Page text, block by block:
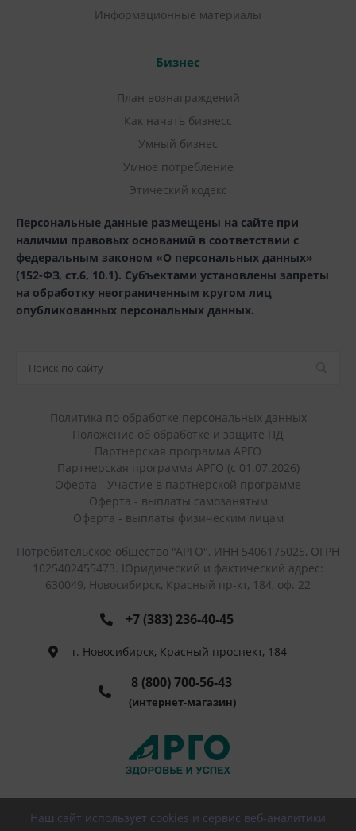
Информационные материалы
Бизнес
План вознаграждений
Как начать бизнесс
Умный бизнес
Умное потребление
Этический кодекс
Персональные данные размещены на сайте при
наличии правовых оснований в соответствии с
федеральным законом «О персональных данных»
(152-ФЗ, ст.6, 10.1). Субъектами установлены запреты
на обработку неограниченным кругом лиц
опубликованных персональных данных.
Политика по обработке персональных данных
Положение об обработке и защите ПД
Партнерская программа АРГО
Партнерская программа АРГО (с 01.07.2026)
Оферта - Участие в партнерской программе
Оферта - выплаты самозанятым
Оферта - выплаты физическим лицам
Потребительское общество "АРГО", ИНН 5406175025, ОГРН
1025402455473. Юридический и фактический адрес:
630049, Новосибирск, Красный пр-кт, 184, оф. 22
+7 (383) 236-40-45
г. Новосибирск, Красный проспект, 184
8 (800) 700-56-43
(интернет-магазин)
Наш сайт использует cookies и сервис веб-аналитики